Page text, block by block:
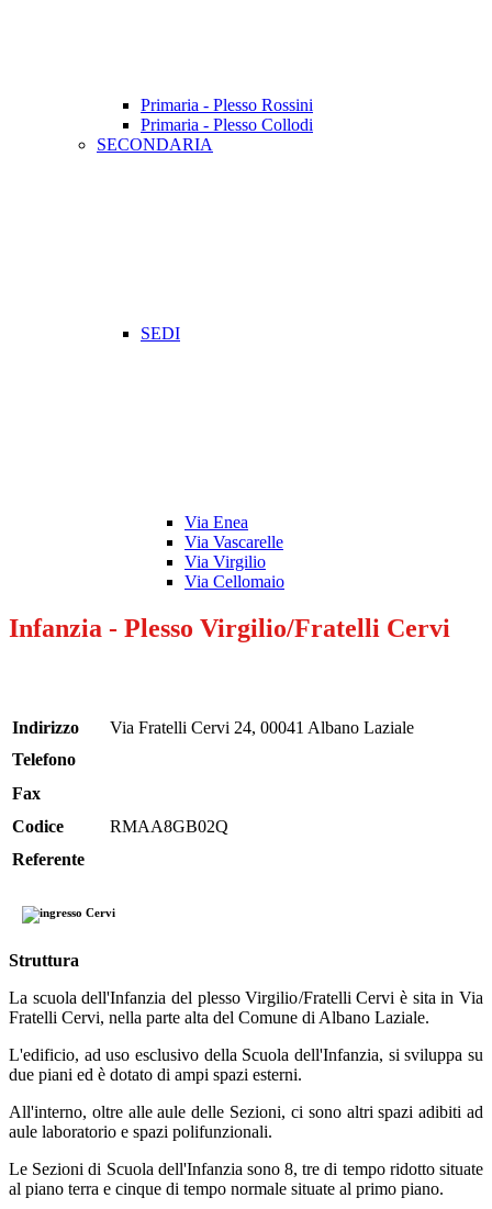
Primaria - Plesso Rossini
Primaria - Plesso Collodi
SECONDARIA
SEDI
Via Enea
Via Vascarelle
Via Virgilio
Via Cellomaio
Infanzia - Plesso Virgilio/Fratelli Cervi
Indirizzo
Via Fratelli Cervi 24, 00041 Albano Laziale
Telefono
Fax
Codice
RMAA8GB02Q
Referente
Struttura
La scuola dell'Infanzia del plesso Virgilio/Fratelli Cervi è sita in Via
Fratelli Cervi, nella parte alta del Comune di Albano Laziale.
L'edificio, ad uso esclusivo della Scuola dell'Infanzia, si sviluppa su
due piani ed è dotato di ampi spazi esterni.
All'interno, oltre alle aule delle Sezioni, ci sono altri spazi adibiti ad
aule laboratorio e spazi polifunzionali.
Le Sezioni di Scuola dell'Infanzia sono 8, tre di tempo ridotto situate
al piano terra e cinque di tempo normale situate al primo piano.